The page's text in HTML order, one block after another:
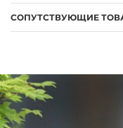
СОПУТСТВУЮЩИЕ